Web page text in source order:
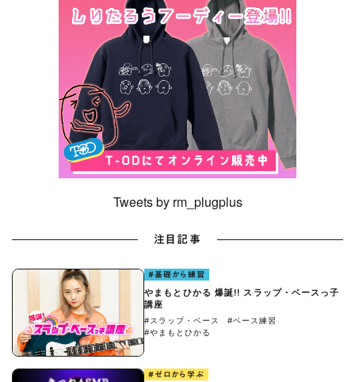
Tweets by rm_plugplus
注目記事
#基礎から練習
やまもとひかる 爆誕!! スラップ・ベースっ子
講座
#スラップ・ベース
#ベース練習
#やまもとひかる
#ゼロから学ぶ